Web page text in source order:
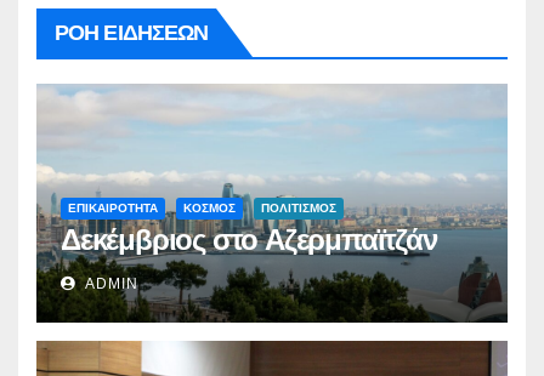
ΡΟΗ ΕΙΔΗΣΕΩΝ
ΕΠΙΚΑΙΡΟΤΗΤΑ ΚΟΣΜΟΣ ΠΟΛΙΤΙΣΜΟΣ
Δεκέμβριος στο Αζερμπαϊτζάν
ADMIN